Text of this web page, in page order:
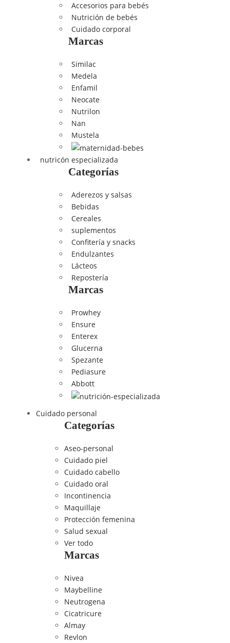
Accesorios para bebés
Nutrición de bebés
Cuidado corporal
Marcas
Similac
Medela
Enfamil
Neocate
Nutrilon
Nan
Mustela
nutricón especializada
Categorías
Aderezos y salsas
Bebidas
Cereales
suplementos
Confitería y snacks
Endulzantes
Lácteos
Repostería
Marcas
Prowhey
Ensure
Enterex
Glucerna
Spezante
Pediasure
Abbott
Cuidado personal
Categorías
Aseo-personal
Cuidado piel
Cuidado cabello
Cuidado oral
Incontinencia
Maquillaje
Protección femenina
Salud sexual
Ver todo
Marcas
Nivea
Maybelline
Neutrogena
Cicatricure
Almay
Revlon